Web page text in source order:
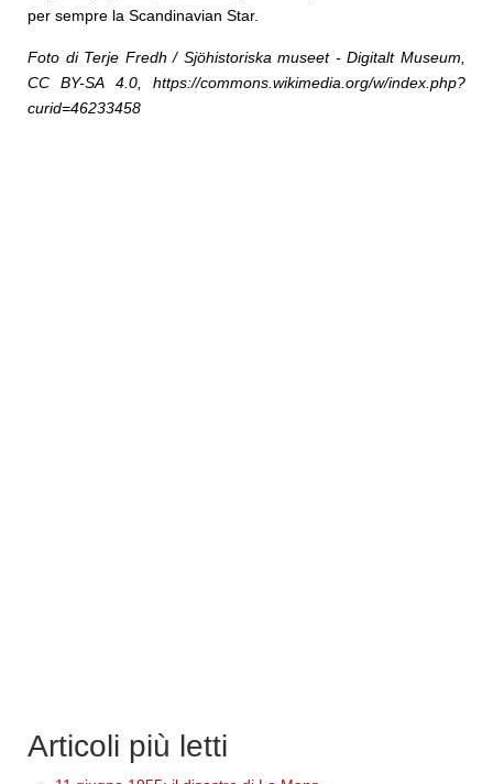
per sempre la Scandinavian Star.
Foto di Terje Fredh / Sjöhistoriska museet - Digitalt Museum,
CC BY-SA 4.0, https://commons.wikimedia.org/w/index.php?
curid=46233458
Articoli più letti